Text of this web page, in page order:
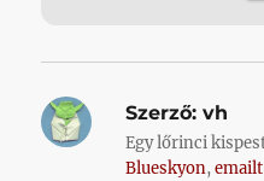
Szerző: vh
Egy lőrinci
Blueskyon,emailt